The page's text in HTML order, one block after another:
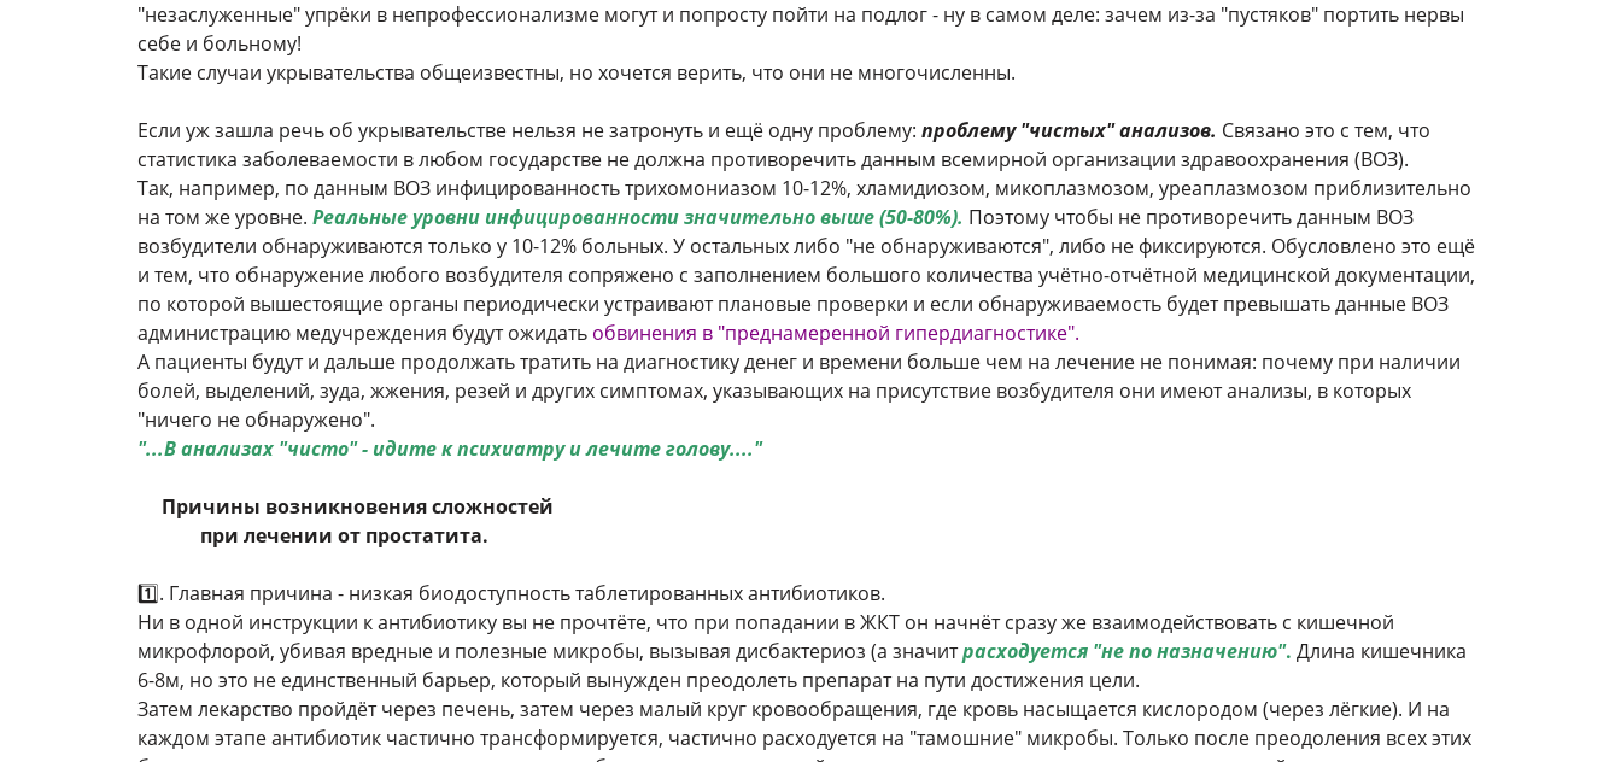
"незаслуженные" упрёки в непрофессионализме могут и попросту пойти на подлог - ну в самом деле: зачем из-за "пустяков" портить нервы
себе и больному!
Такие случаи укрывательства общеизвестны, но хочется верить, что они не многочисленны.
Если уж зашла речь об укрывательстве нельзя не затронуть и ещё одну проблему: проблему "чистых" анализов. Связано это с тем, что
статистика заболеваемости в любом государстве не должна противоречить данным всемирной организации здравоохранения (ВОЗ).
Так, например, по данным ВОЗ инфицированность трихомониазом 10-12%, хламидиозом, микоплазмозом, уреаплазмозом приблизительно
на том же уровне. Реальные уровни инфицированности значительно выше (50-80%). Поэтому чтобы не противоречить данным ВОЗ
возбудители обнаруживаются только у 10-12% больных. У остальных либо "не обнаруживаются", либо не фиксируются. Обусловлено это ещё
и тем, что обнаружение любого возбудителя сопряжено с заполнением большого количества учётно-отчётной медицинской документации,
по которой вышестоящие органы периодически устраивают плановые проверки и если обнаруживаемость будет превышать данные ВОЗ
администрацию медучреждения будут ожидать обвинения в "преднамеренной гипердиагностике".
А пациенты будут и дальше продолжать тратить на диагностику денег и времени больше чем на лечение не понимая: почему при наличии
болей, выделений, зуда, жжения, резей и других симптомах, указывающих на присутствие возбудителя они имеют анализы, в которых
"ничего не обнаружено".
"...В анализах "чисто" - идите к психиатру и лечите голову...."
Причины возникновения сложностей
при лечении от простатита.
1️⃣. Главная причина - низкая биодоступность таблетированных антибиотиков.
Ни в одной инструкции к антибиотику вы не прочтёте, что при попадании в ЖКТ он начнёт сразу же взаимодействовать с кишечной
микрофлорой, убивая вредные и полезные микробы, вызывая дисбактериоз (а значитрасходуется "не по назначению". Длина кишечника
6-8м, но это не единственный барьер, который вынужден преодолеть препарат на пути достижения цели.
Затем лекарство пройдёт через печень, затем через малый круг кровообращения, где кровь насыщается кислородом (через лёгкие). И на
каждом этапе антибиотик частично трансформируется, частично расходуется на "тамошние" микробы. Только после преодоления всех этих